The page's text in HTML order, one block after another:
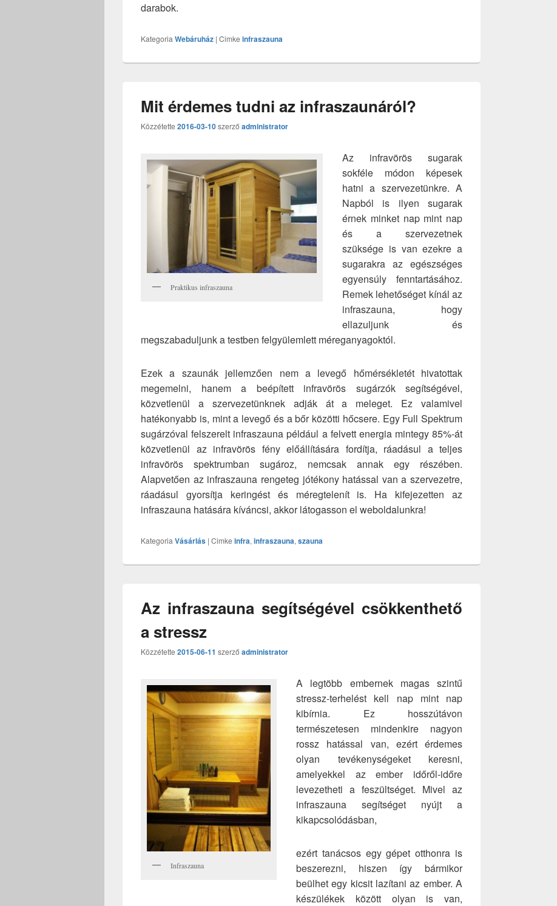
darabok.
Kategoria Webáruház | Cimke infraszauna
Mit érdemes tudni az infraszaunáról?
Közzétette 2016-03-10szerző administrator
Praktikus infraszauna
Az infravörös sugarak
sokféle módon képesek
hatni a szervezetünkre. A
Napból is ilyen sugarak
érnek minket nap mint nap
és a szervezetnek
szüksége is van ezekre a
sugarakra az egészséges
egyensúly fenntartásához.
Remek lehetőséget kínál az
infraszauna, hogy
ellazuljunk és
megszabaduljunk a testben felgyülemlett méreganyagoktól.
Ezek a szaunák jellemzően nem a levegő hőmérsékletét hivatottak
megemelni, hanem a beépített infravörös sugárzók segítségével,
közvetlenül a szervezetünknek adják át a meleget. Ez valamivel
hatékonyabb is, mint a levegő és a bőr közötti hőcsere. Egy Full Spektrum
sugárzóval felszerelt infraszauna például a felvett energia mintegy 85%-át
közvetlenül az infravörös fény előállítására fordítja, ráadásul a teljes
infravörös spektrumban sugároz, nemcsak annak egy részében.
Alapvetően az infraszauna rengeteg jótékony hatással van a szervezetre,
ráadásul gyorsítja keringést és méregtelenít is. Ha kifejezetten az
infraszauna hatására kíváncsi, akkor látogasson el weboldalunkra!
Kategoria Vásárlás | Cimke infra, infraszauna, szauna
Az infraszauna segítségével csökkenthető
a stressz
Közzétette 2015-06-11 szerző administrator
Infraszauna
A legtöbb embernek magas szintű
stressz-terhelést kell nap mint nap
kibírnia. Ez hosszútávon
természetesen mindenkire nagyon
rossz hatással van, ezért érdemes
olyan tevékenységeket keresni,
amelyekkel az ember időről-időre
levezetheti a feszültséget. Mivel az
infraszauna segítséget nyújt a
kikapcsolódásban,
ezért tanácsos egy gépet otthonra is
beszerezni, hiszen így bármikor
beülhet egy kicsit lazítani az ember. A
készülékek között olyan is van,